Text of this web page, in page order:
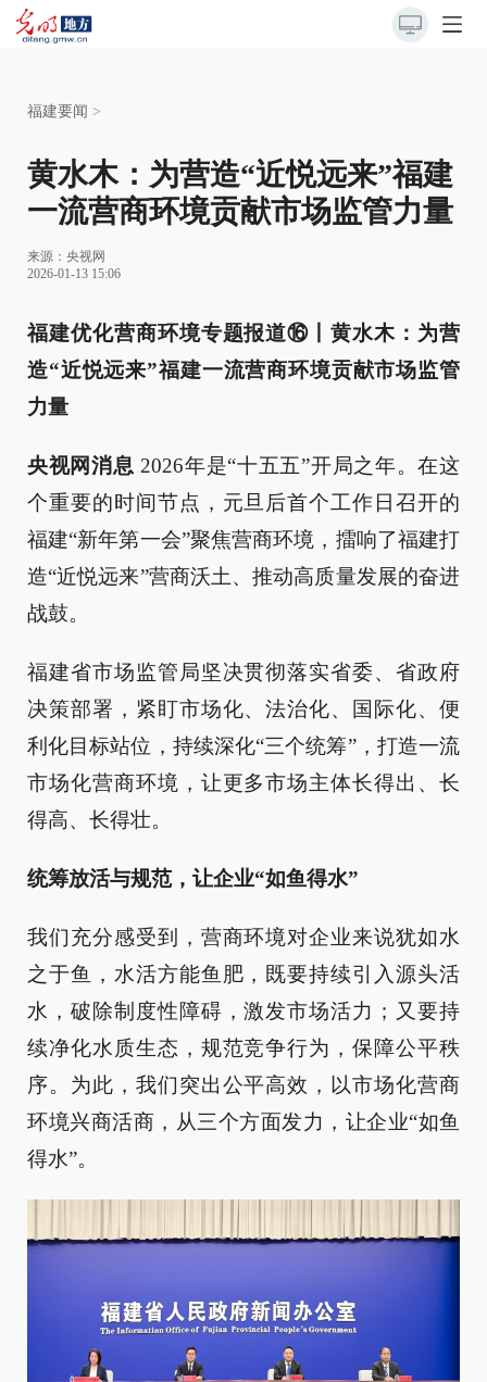
福建要闻 >
黄水木：为营造“近悦远来”福建
一流营商环境贡献市场监管力量
来源： 央视网
2026-01-13 15:06
福建优化营商环境专题报道⑯丨黄水木：为营
造“近悦远来”福建一流营商环境贡献市场监管
力量
央视网消息 2026年是“十五五”开局之年。在这
个重要的时间节点，元旦后首个工作日召开的
福建“新年第一会”聚焦营商环境，擂响了福建打
造“近悦远来”营商沃土、推动高质量发展的奋进
战鼓。
福建省市场监管局坚决贯彻落实省委、省政府
决策部署，紧盯市场化、法治化、国际化、便
利化目标站位，持续深化“三个统筹”，打造一流
市场化营商环境，让更多市场主体长得出、长
得高、长得壮。
统筹放活与规范，让企业“如鱼得水”
我们充分感受到，营商环境对企业来说犹如水
之于鱼，水活方能鱼肥，既要持续引入源头活
水，破除制度性障碍，激发市场活力；又要持
续净化水质生态，规范竞争行为，保障公平秩
序。为此，我们突出公平高效，以市场化营商
环境兴商活商，从三个方面发力，让企业“如鱼
得水”。